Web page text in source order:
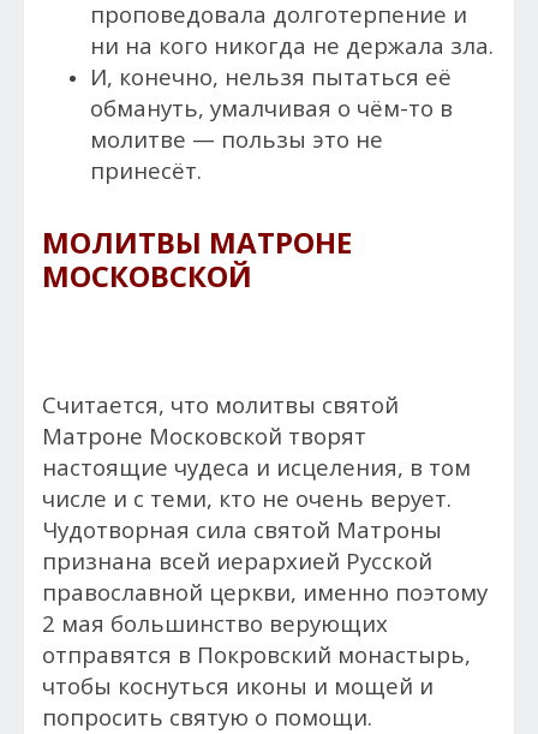
проповедовала долготерпение и
ни на кого никогда не держала зла.
И, конечно, нельзя пытаться её
обмануть, умалчивая о чём-то в
молитве — пользы это не
принесёт.
МОЛИТВЫ МАТРОНЕ
МОСКОВСКОЙ
Считается, что молитвы святой
Матроне Московской творят
настоящие чудеса и исцеления, в том
числе и с теми, кто не очень верует.
Чудотворная сила святой Матроны
признана всей иерархией Русской
православной церкви, именно поэтому
2 мая большинство верующих
отправятся в Покровский монастырь,
чтобы коснуться иконы и мощей и
попросить святую о помощи.